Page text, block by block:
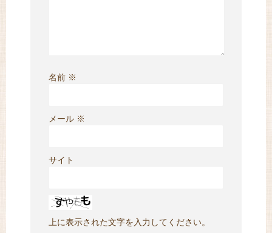
名前 ※
メール ※
サイト
上に表示された文字を入力してください。